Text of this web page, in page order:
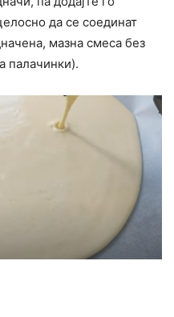
да се соединат
мазна смеса без
палачинки).